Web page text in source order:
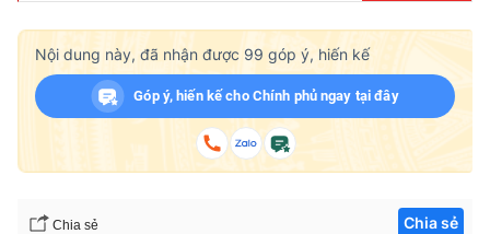
Nội dung này, đã nhận được 99 góp ý, hiến kế
Góp ý, hiến kế cho Chính phủ ngay tại đây
Chia sẻ Chia sẻ